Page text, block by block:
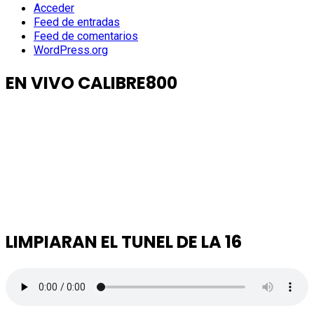
Acceder
Feed de entradas
Feed de comentarios
WordPress.org
EN VIVO CALIBRE800
LIMPIARAN EL TUNEL DE LA 16